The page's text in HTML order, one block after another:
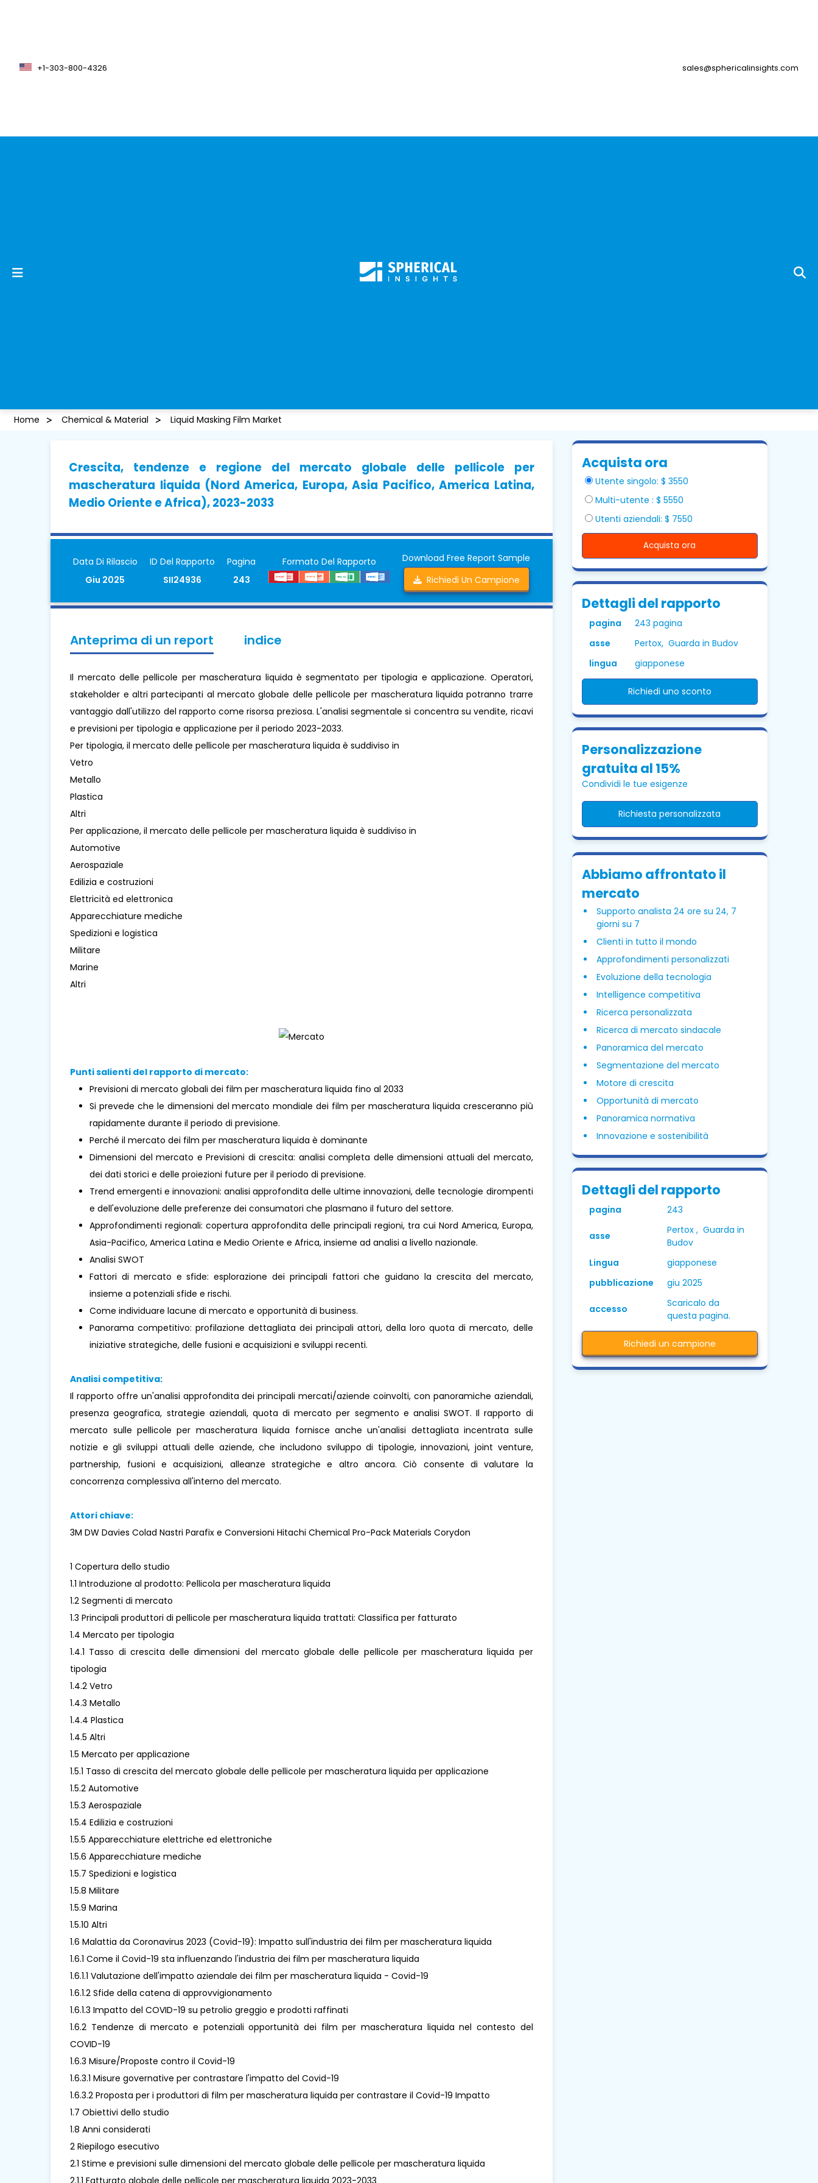
+1-303-800-4326 sales@sphericalinsights.com
Home Chemical & Material Liquid Masking Film Market
Crescita, tendenze e regione del mercato globale delle pellicole per
mascheratura liquida (Nord America, Europa, Asia Pacifico, America Latina,
Medio Oriente e Africa), 2023-2033
Data Di Rilascio
Giu 2025
ID Del Rapporto
SII24936
Pagina
243
Formato Del Rapporto
Download Free Report Sample
Richiedi Un Campione
Anteprima di un report indice
Il mercato delle pellicole per mascheratura liquida è segmentato per tipologia e applicazione. Operatori,
stakeholder e altri partecipanti al mercato globale delle pellicole per mascheratura liquida potranno trarre
vantaggio dall'utilizzo del rapporto come risorsa preziosa. L'analisi segmentale si concentra su vendite, ricavi
e previsioni per tipologia e applicazione per il periodo 2023-2033.
Per tipologia, il mercato delle pellicole per mascheratura liquida è suddiviso in
Vetro
Metallo
Plastica
Altri
Per applicazione, il mercato delle pellicole per mascheratura liquida è suddiviso in
Automotive
Aerospaziale
Edilizia e costruzioni
Elettricità ed elettronica
Apparecchiature mediche
Spedizioni e logistica
Militare
Marine
Altri
Punti salienti del rapporto di mercato:
Previsioni di mercato globali dei film per mascheratura liquida fino al 2033
Si prevede che le dimensioni del mercato mondiale dei film per mascheratura liquida cresceranno più
rapidamente durante il periodo di previsione.
Perché il mercato dei film per mascheratura liquida è dominante
Dimensioni del mercato e Previsioni di crescita: analisi completa delle dimensioni attuali del mercato,
dei dati storici e delle proiezioni future per il periodo di previsione.
Trend emergenti e innovazioni: analisi approfondita delle ultime innovazioni, delle tecnologie dirompenti
e dell'evoluzione delle preferenze dei consumatori che plasmano il futuro del settore.
Approfondimenti regionali: copertura approfondita delle principali regioni, tra cui Nord America, Europa,
Asia-Pacifico, America Latina e Medio Oriente e Africa, insieme ad analisi a livello nazionale.
Analisi SWOT
Fattori di mercato e sfide: esplorazione dei principali fattori che guidano la crescita del mercato,
insieme a potenziali sfide e rischi.
Come individuare lacune di mercato e opportunità di business.
Panorama competitivo: profilazione dettagliata dei principali attori, della loro quota di mercato, delle
iniziative strategiche, delle fusioni e acquisizioni e sviluppi recenti.
Analisi competitiva:
Il rapporto offre un'analisi approfondita dei principali mercati/aziende coinvolti, con panoramiche aziendali,
presenza geografica, strategie aziendali, quota di mercato per segmento e analisi SWOT. Il rapporto di
mercato sulle pellicole per mascheratura liquida fornisce anche un'analisi dettagliata incentrata sulle
notizie e gli sviluppi attuali delle aziende, che includono sviluppo di tipologie, innovazioni, joint venture,
partnership, fusioni e acquisizioni, alleanze strategiche e altro ancora. Ciò consente di valutare la
concorrenza complessiva all'interno del mercato.
Attori chiave:
3M DW Davies Colad Nastri Parafix e Conversioni Hitachi Chemical Pro-Pack Materials Corydon
1 Copertura dello studio
1.1 Introduzione al prodotto: Pellicola per mascheratura liquida
1.2 Segmenti di mercato
1.3 Principali produttori di pellicole per mascheratura liquida trattati: Classifica per fatturato
1.4 Mercato per tipologia
1.4.1 Tasso di crescita delle dimensioni del mercato globale delle pellicole per mascheratura liquida per
tipologia
1.4.2 Vetro
1.4.3 Metallo
1.4.4 Plastica
1.4.5 Altri
1.5 Mercato per applicazione
1.5.1 Tasso di crescita del mercato globale delle pellicole per mascheratura liquida per applicazione
1.5.2 Automotive
1.5.3 Aerospaziale
1.5.4 Edilizia e costruzioni
1.5.5 Apparecchiature elettriche ed elettroniche
1.5.6 Apparecchiature mediche
1.5.7 Spedizioni e logistica
1.5.8 Militare
1.5.9 Marina
1.5.10 Altri
1.6 Malattia da Coronavirus 2023 (Covid-19): Impatto sull'industria dei film per mascheratura liquida
1.6.1 Come il Covid-19 sta influenzando l'industria dei film per mascheratura liquida
1.6.1.1 Valutazione dell'impatto aziendale dei film per mascheratura liquida - Covid-19
1.6.1.2 Sfide della catena di approvvigionamento
1.6.1.3 Impatto del COVID-19 su petrolio greggio e prodotti raffinati
1.6.2 Tendenze di mercato e potenziali opportunità dei film per mascheratura liquida nel contesto del
COVID-19
1.6.3 Misure/Proposte contro il Covid-19
1.6.3.1 Misure governative per contrastare l'impatto del Covid-19
1.6.3.2 Proposta per i produttori di film per mascheratura liquida per contrastare il Covid-19 Impatto
1.7 Obiettivi dello studio
1.8 Anni considerati
2 Riepilogo esecutivo
2.1 Stime e previsioni sulle dimensioni del mercato globale delle pellicole per mascheratura liquida
2.1.1 Fatturato globale delle pellicole per mascheratura liquida 2023-2033
Acquista ora
Utente singolo: $ 3550
Multi-utente : $ 5550
Utenti aziendali: $ 7550
Acquista ora
Dettagli del rapporto
pagina
243 pagina
asse
Pertox, Guarda in Budov
lingua
giapponese
Richiedi uno sconto
Personalizzazione
gratuita al 15%
Condividi le tue esigenze
Richiesta personalizzata
Abbiamo affrontato il
mercato
Supporto analista 24 ore su 24, 7
giorni su 7
Clienti in tutto il mondo
Approfondimenti personalizzati
Evoluzione della tecnologia
Intelligence competitiva
Ricerca personalizzata
Ricerca di mercato sindacale
Panoramica del mercato
Segmentazione del mercato
Motore di crescita
Opportunità di mercato
Panoramica normativa
Innovazione e sostenibilità
Dettagli del rapporto
pagina 243
asse
Pertox , Guarda in
Budov
Lingua
giapponese
pubblicazione
giu 2025
accesso
Scaricalo da
questa pagina.
Richiedi un campione